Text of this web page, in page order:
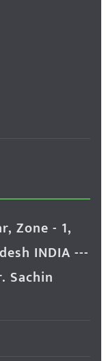
Zone - 1,
INDIA ---
Sachin